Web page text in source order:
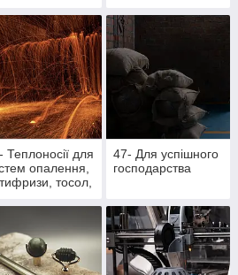
Теплоносії для
опалення,
тосол,
активна
47- Для успішного
господарства